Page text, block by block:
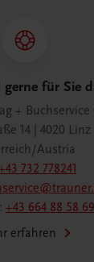
für Sie
+ Buchservice
14 | 4020 Linz
Austria
732 778241
+43 664 88 58
erfahren